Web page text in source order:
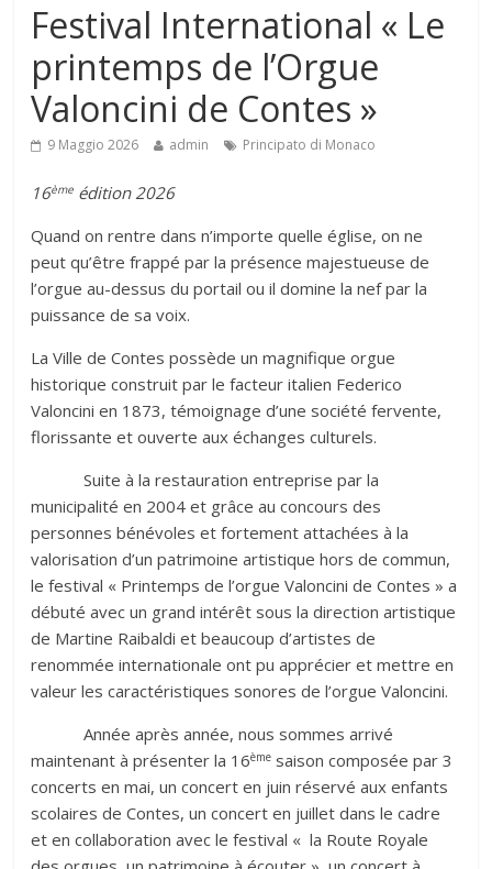
Festival International « Le
printemps de l’Orgue
Valoncini de Contes »
9 Maggio 2026 admin Principato di Monaco
16ème édition 2026
Quand on rentre dans n’importe quelle église, on ne
peut qu’être frappé par la présence majestueuse de
l’orgue au-dessus du portail ou il domine la nef par la
puissance de sa voix.
La Ville de Contes possède un magnifique orgue
historique construit par le facteur italien Federico
Valoncini en 1873, témoignage d’une société fervente,
florissante et ouverte aux échanges culturels.
Suite à la restauration entreprise par la
municipalité en 2004 et grâce au concours des
personnes bénévoles et fortement attachées à la
valorisation d’un patrimoine artistique hors de commun,
le festival « Printemps de l’orgue Valoncini de Contes » a
débuté avec un grand intérêt sous la direction artistique
de Martine Raibaldi et beaucoup d’artistes de
renommée internationale ont pu apprécier et mettre en
valeur les caractéristiques sonores de l’orgue Valoncini.
Année après année, nous sommes arrivé
maintenant à présenter la 16ème saison composée par 3
concerts en mai, un concert en juin réservé aux enfants
scolaires de Contes, un concert en juillet dans le cadre
et en collaboration avec le festival « la Route Royale